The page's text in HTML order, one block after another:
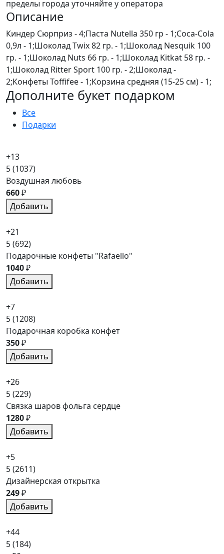
пределы города уточняйте у оператора
Описание
Киндер Сюрприз - 4;Паста Nutella 350 гр - 1;Coca-Cola
0,9л - 1;Шоколад Twix 82 гр. - 1;Шоколад Nesquik 100
гр. - 1;Шоколад Nuts 66 гр. - 1;Шоколад Kitkat 58 гр. -
1;Шоколад Ritter Sport 100 гр. - 2;Шоколад -
2;Конфеты Toffifee - 1;Корзина средняя (15-25 см) - 1;
Дополните букет подарком
Все
Подарки
+13
5(1037)
Воздушная любовь
660₽
Добавить
+21
5(692)
Подарочные конфеты "Rafaello"
1040₽
Добавить
+7
5(1208)
Подарочная коробка конфет
350₽
Добавить
+26
5(229)
Связка шаров фольга сердце
1280₽
Добавить
+5
5(2611)
Дизайнерская открытка
249₽
Добавить
+44
5(184)